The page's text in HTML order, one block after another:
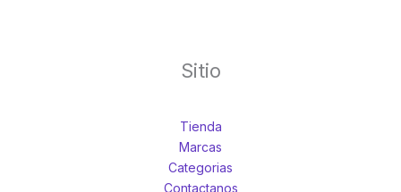
Sitio
Tienda
Marcas
Categorias
Contactanos